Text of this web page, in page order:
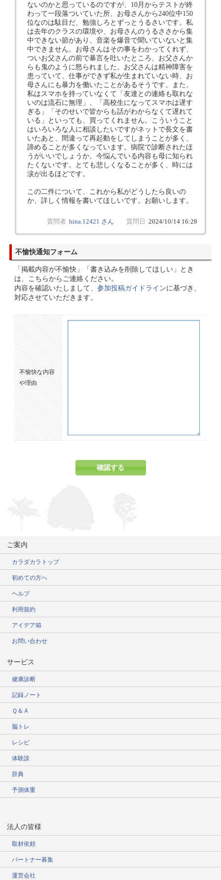
ないのかと思っているのですが、10月からテストが終
わって一段落ついていた所、お母さんから240位中150
位なのは駄目だ、勉強しろとずっとうるさいです。私
は去年のクラスの環境や、お母さんのうるささから集
中できない節があり、音楽を爆音で聞いていないと集
中できません。お母さんはその事をわかってくれず、
ついお父さんの前で暴言を吐いたところ、お父さんか
らも鬼のように怒られました。お父さんは精神障害を
患っていて、仕事ができず私が生まれていない時、お
母さんにも暴力を働いたことがあるそうです。また、
私はスマホを持っていなくて「友達との連絡も取れな
いのは流石に無理」、「高校生になってスマホは遅す
ぎる」「そのせいで皆からも話がわからなくて遅れて
いる」といっても、買ってくれません。こういうこと
はいろいろな人に相談したいですがネットで長文を書
いたあと、間違って再起動をしてしまうことが多く、
諦めることが多くなっています。病院で診断されたほ
うがいいでしょうか。今悩んでいる内容も母に知られ
たくないです。とても悲しくなることが多く、時には
涙が出るほどです。
この二件について、これから私がどうしたら良いの
か、詳しく情報を書いてほしいです。お願いします。
質問者 hina.12421 さん 質問日 2024/10/14 16:28
不愉快通知フォーム
「掲載内容が不愉快」「書き込みを削除してほしい」とき
は、こちらからご連絡ください。
内容を確認いたしまして、 参加投稿ガイドラインに基づき、
対応させていただきます。
不愉快な内容
や理由
ご案内
カラダカラトップ
初めての方へ
ヘルプ
利用規約
アイデア箱
お問い合わせ
サービス
健康診断
記録ノート
Ｑ＆Ａ
脳トレ
レシピ
体験談
辞典
予測体重
法人の皆様
取材依頼
パートナー募集
運営会社